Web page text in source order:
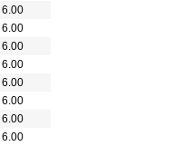
6.00
6.00
6.00
6.00
6.00
6.00
6.00
6.00